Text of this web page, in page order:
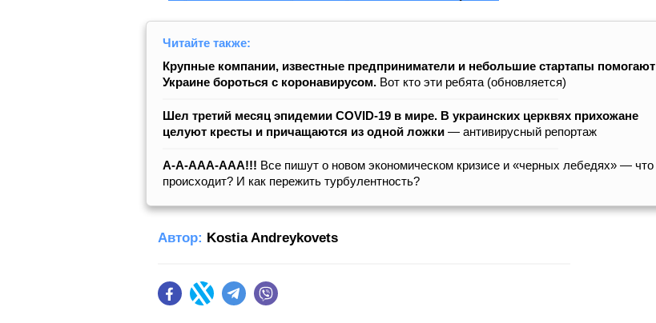
Читайте также:
Крупные компании, известные предприниматели и небольшие стартапы помогают
Украине бороться с коронавирусом. Вот кто эти ребята (обновляется)
Шел третий месяц эпидемии COVID-19 в мире. В украинских церквях прихожане
целуют кресты и причащаются из одной ложки — антивирусный репортаж
А-А-ААА-ААА!!! Все пишут о новом экономическом кризисе и «черных лебедях» — что
происходит? И как пережить турбулентность?
Автор: Kostia Andreykovets
FacebookTwitter Telegram